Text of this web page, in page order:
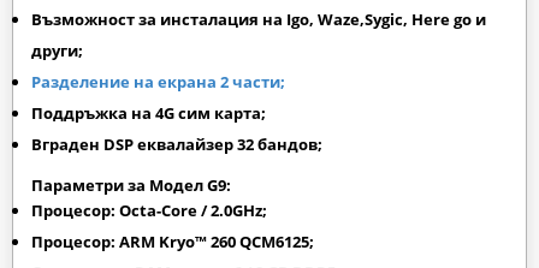
Възможност за инсталация на Igo, Waze,Sygic, Here go и
други;
Разделение на екрана 2 части;
Поддръжка на 4G сим карта;
Вграден DSP еквалайзер 32 бандов;
Параметри за Модел G9:
Процесор: Octa-Core / 2.0GHz;
Процесор: ARM Kryo™ 260 QCM6125;